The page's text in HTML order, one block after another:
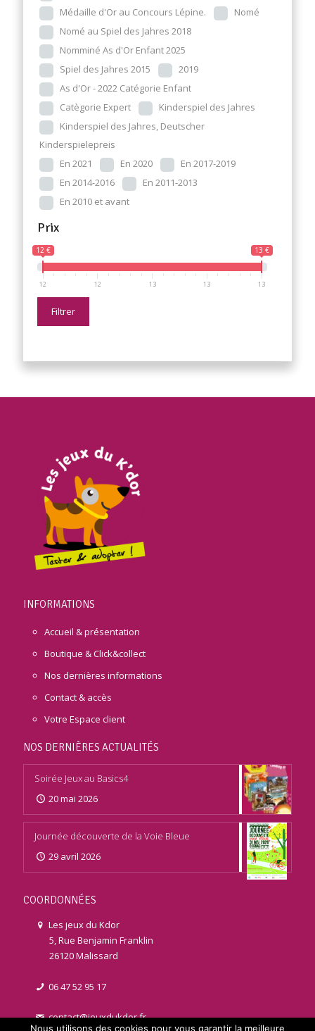
Médaille d'Or au Concours Lépine.
Nomé
Nomé au Spiel des Jahres 2018
Nomminé As d'Or Enfant 2025
Spiel des Jahres 2015
2019
As d'Or - 2022 Catégorie Enfant
Catègorie Expert
Kinderspiel des Jahres
Kinderspiel des Jahres, Deutscher
Kinderspielepreis
En 2021
En 2020
En 2017-2019
En 2014-2016
En 2011-2013
En 2010 et avant
Prix
12 € 13 €
12 12 13 13 13
Filtrer
INFORMATIONS
Accueil & présentation
Boutique & Click&collect
Nos dernières informations
Contact & accès
Votre Espace client
NOS DERNIÈRES ACTUALITÉS
Soirée Jeux au Basics4
20 mai 2026
Journée découverte de la Voie Bleue
29 avril 2026
COORDONNÉES
Les jeux du Kdor
5, Rue Benjamin Franklin
26120 Malissard
06 47 52 95 17
contact@jeuxdukdor.fr
Nous utilisons des cookies pour vous garantir la meilleure